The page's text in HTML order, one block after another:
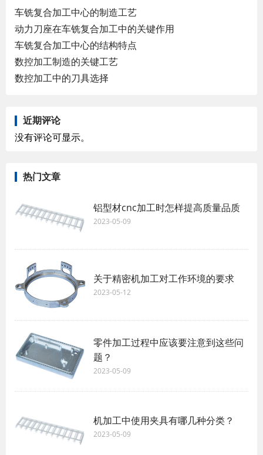
车铣复合加工中心的制造工艺
动力刀座在车铣复合加工中的关键作用
车铣复合加工中心的结构特点
数控加工制造的关键工艺
数控加工中的刀具选择
近期评论
没有评论可显示。
热门文章
铝型材cnc加工时怎样提高质量品质
2023-05-09
关于精密机加工对工作环境的要求
2023-05-12
零件加工过程中应该要注意到这些问
题？
2023-05-09
机加工中使用夹具有哪几种分类？
2023-05-09